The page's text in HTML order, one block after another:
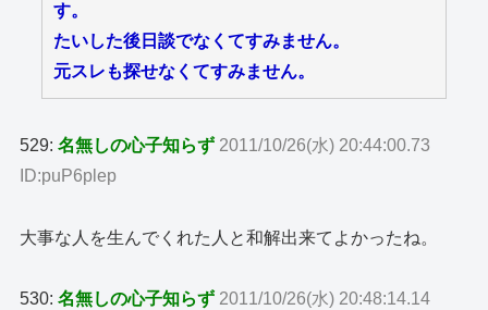
す。
たいした後日談でなくてすみません。
元スレも探せなくてすみません。
529:名無しの心子知らず 2011/10/26(水) 20:44:00.73
ID:puP6plep
大事な人を生んでくれた人と和解出来てよかったね。
530:名無しの心子知らず 2011/10/26(水) 20:48:14.14